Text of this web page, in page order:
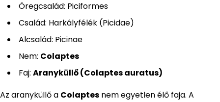
Öregcsalád: Piciformes
Család: Harkályfélék (Picidae)
Alcsalád: Picinae
Nem: Colaptes
Faj: Aranyküllő (Colaptes auratus)
Az aranyküllő a Colaptes nem egyetlen élő faja. A